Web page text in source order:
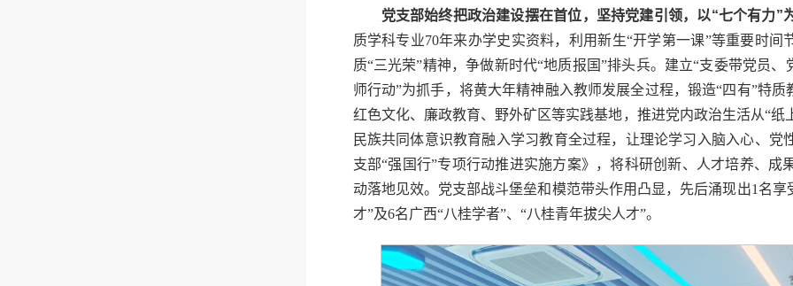
党支部始终把政治建设摆在首位，坚持党建引领，以“七个有力”
质学科专业70年来办学史实资料，利用新生“开学第一课”等重要时间
质“三光荣”精神，争做新时代“地质报国”排头兵。建立“支委带党员
师行动”为抓手，将黄大年精神融入教师发展全过程，锻造“四有”特
红色文化、廉政教育、野外矿区等实践基地，推进党内政治生活从“纸
民族共同体意识教育融入学习教育全过程，让理论学习入脑入心、
支部“强国行”专项行动推进实施方案》，将科研创新、人才培养、
动落地见效。党支部战斗堡垒和模范带头作用凸显，先后涌现出1名
才”及6名广西“八桂学者”、“八桂青年拔尖人才”。